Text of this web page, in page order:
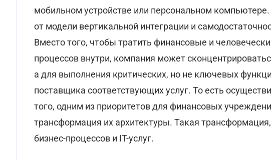
мобильном устройстве или персональном
от модели вертикальной интеграции и
Вместо того, чтобы тратить финансовые и
процессов внутри, компания может
а для выполнения критических, но не ключевых
поставщика соответствующих услуг. То есть
того, одним из приоритетов для финансовых
трансформация их архитектуры. Такая
бизнес-процессов и IT-услуг.